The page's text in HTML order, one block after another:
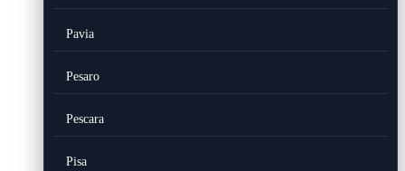
Pavia
Pesaro
Pescara
Pisa